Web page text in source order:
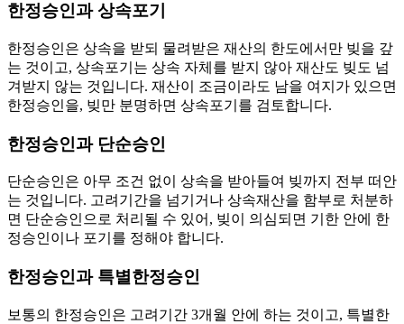
한정승인과 상속포기
한정승인은 상속을 받되 물려받은 재산의 한도에서만 빚을 갚
는 것이고, 상속포기는 상속 자체를 받지 않아 재산도 빚도 넘
겨받지 않는 것입니다. 재산이 조금이라도 남을 여지가 있으면
한정승인을, 빚만 분명하면 상속포기를 검토합니다.
한정승인과 단순승인
단순승인은 아무 조건 없이 상속을 받아들여 빚까지 전부 떠안
는 것입니다. 고려기간을 넘기거나 상속재산을 함부로 처분하
면 단순승인으로 처리될 수 있어, 빚이 의심되면 기한 안에 한
정승인이나 포기를 정해야 합니다.
한정승인과 특별한정승인
보통의 한정승인은 고려기간 3개월 안에 하는 것이고, 특별한